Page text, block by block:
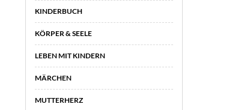
KINDERBUCH
KÖRPER & SEELE
LEBEN MIT KINDERN
MÄRCHEN
MUTTERHERZ